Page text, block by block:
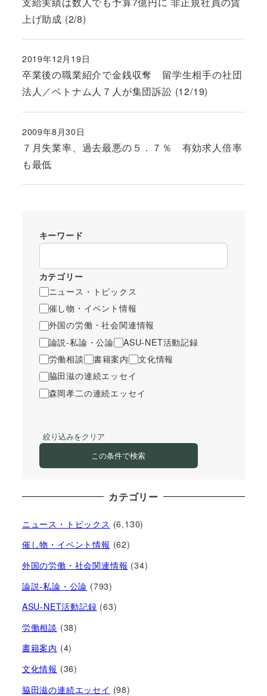
上げ助成 (2/8)
卒業後の職業紹介で金銭収奪 留学生相手の社団
法人／ベトナム人７人が集団訴訟 (12/19)
投稿日
2019年12月19日
７月失業率、過去最悪の５．７％ 有効求人倍率
も最低
投稿日
2009年8月30日
キーワード
カテゴリー
ニュース・トピックス
催し物・イベント情報
外国の労働・社会関連情報
論説-私論・公論
ASU-NET活動記録
労働相談
書籍案内
文化情報
脇田滋の連続エッセイ
森岡孝二の連続エッセイ
絞り込みをクリア
この条件で検索
カテゴリー
ニュース・トピックス (6,130)
催し物・イベント情報 (62)
外国の労働・社会関連情報 (34)
論説-私論・公論 (793)
ASU-NET活動記録 (63)
労働相談 (38)
書籍案内 (4)
文化情報 (36)
脇田滋の連続エッセイ (98)